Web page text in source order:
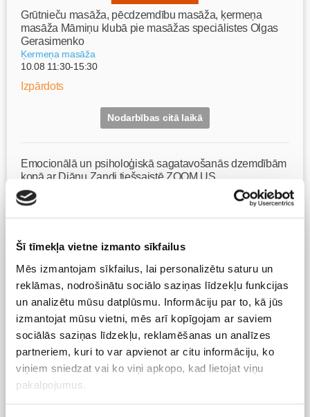
Šī tīmekļa vietne izmanto sīkfailus
Mēs izmantojam sīkfailus, lai personalizētu saturu un
reklāmas, nodrošinātu sociālo saziņas līdzekļu funkcijas
un analizētu mūsu datplūsmu. Informāciju par to, kā jūs
izmantojat mūsu vietni, mēs arī kopīgojam ar saviem
sociālās saziņas līdzekļu, reklamēšanas un analīzes
partneriem, kuri to var apvienot ar citu informāciju, ko
viņiem sniedzat vai ko viņi apkopo, kad lietojat viņu
pakalpojumus.
Grūtnieču masāža, pēcdzemdību masāža, ķermeņa
masāža Māmiņu klubā pie masāžas speciālistes Olgas
Gerasimenko
Ķermeņa masāža
10.08 11:30-15:30
Izpārdots
Nodarbības citā laikā
Emocionālā un psiholoģiskā sagatavošanās dzemdībām
kopā ar Diānu Zandi tiešsaistē ZOOM.US
11.08 10:00-12:00
Brīvo vietu skaits:
Pieteikties
Kā bērnam iekļauties klasē ar dažādiem bērniem?
Diānas Zandes lekcija TIEŠSAISTĒ
11.08 12:30-14:30
Brīvo vietu skaits:7
Pieteikties